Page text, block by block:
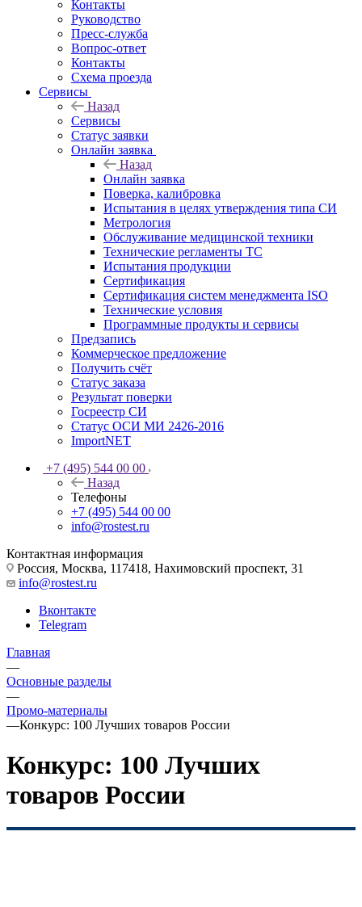
Контакты
Руководство
Пресс-служба
Вопрос-ответ
Контакты
Схема проезда
Сервисы
Назад
Сервисы
Статус заявки
Онлайн заявка
Назад
Онлайн заявка
Поверка, калибровка
Испытания в целях утверждения типа СИ
Метрология
Обслуживание медицинской техники
Технические регламенты ТС
Испытания продукции
Сертификация
Сертификация систем менеджмента ISO
Технические условия
Программные продукты и сервисы
Предзапись
Коммерческое предложение
Получить счёт
Статус заказа
Результат поверки
Госреестр СИ
Статус ОСИ МИ 2426-2016
ImportNET
+7 (495) 544 00 00
Назад
Телефоны
+7 (495) 544 00 00
info@rostest.ru
Контактная информация
Россия, Москва, 117418, Нахимовский проспект, 31
info@rostest.ru
Вконтакте
Telegram
Главная
—
Основные разделы
—
Промо-материалы
—Конкурс: 100 Лучших товаров России
Конкурс: 100 Лучших
товаров России